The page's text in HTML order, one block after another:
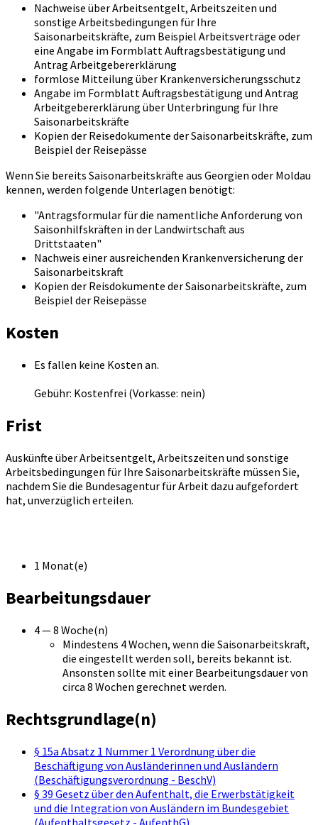
Nachweise über Arbeitsentgelt, Arbeitszeiten und
sonstige Arbeitsbedingungen für Ihre
Saisonarbeitskräfte, zum Beispiel Arbeitsverträge oder
eine Angabe im Formblatt Auftragsbestätigung und
Antrag Arbeitgebererklärung
formlose Mitteilung über Krankenversicherungsschutz
Angabe im Formblatt Auftragsbestätigung und Antrag
Arbeitgebererklärung über Unterbringung für Ihre
Saisonarbeitskräfte
Kopien der Reisedokumente der Saisonarbeitskräfte, zum
Beispiel der Reisepässe
Wenn Sie bereits Saisonarbeitskräfte aus Georgien oder Moldau
kennen, werden folgende Unterlagen benötigt:
"Antragsformular für die namentliche Anforderung von
Saisonhilfskräften in der Landwirtschaft aus
Drittstaaten"
Nachweis einer ausreichenden Krankenversicherung der
Saisonarbeitskraft
Kopien der Reisdokumente der Saisonarbeitskräfte, zum
Beispiel der Reisepässe
Kosten
Es fallen keine Kosten an.
Gebühr: Kostenfrei (Vorkasse: nein)
Frist
Auskünfte über Arbeitsentgelt, Arbeitszeiten und sonstige
Arbeitsbedingungen für Ihre Saisonarbeitskräfte müssen Sie,
nachdem Sie die Bundesagentur für Arbeit dazu aufgefordert
hat, unverzüglich erteilen.
1 Monat(e)
Bearbeitungsdauer
4 — 8 Woche(n)
Mindestens 4 Wochen, wenn die Saisonarbeitskraft,
die eingestellt werden soll, bereits bekannt ist.
Ansonsten sollte mit einer Bearbeitungsdauer von
circa 8 Wochen gerechnet werden.
Rechtsgrundlage(n)
§ 15a Absatz 1 Nummer 1 Verordnung über die
Beschäftigung von Ausländerinnen und Ausländern
(Beschäftigungsverordnung - BeschV)
§ 39 Gesetz über den Aufenthalt, die Erwerbstätigkeit
und die Integration von Ausländern im Bundesgebiet
(Aufenthaltsgesetz - AufenthG)